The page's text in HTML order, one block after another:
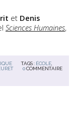
et Denis
Sciences Humaines,
TAGS : ÉCOLE
0 COMMENTAIRE